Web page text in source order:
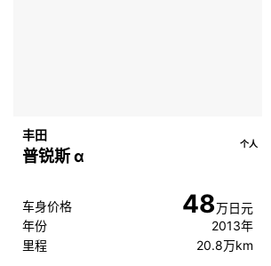
丰田
普锐斯 α
车身价格 48万日元
年份
2013年
里程
20.8万km
个人